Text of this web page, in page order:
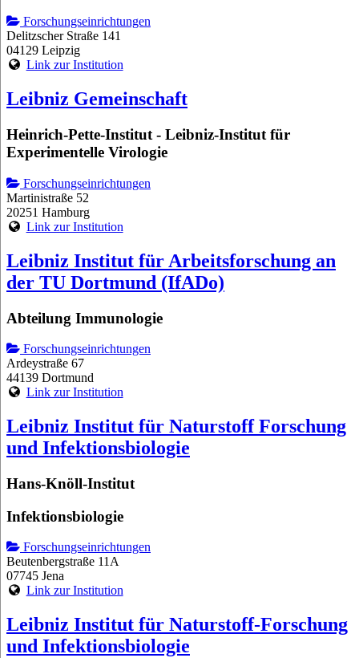
Forschungseinrichtungen
Delitzscher Straße 141
04129 Leipzig
Link zur Institution
Leibniz Gemeinschaft
Heinrich-Pette-Institut - Leibniz-Institut für
Experimentelle Virologie
Forschungseinrichtungen
Martinistraße 52
20251 Hamburg
Link zur Institution
Leibniz Institut für Arbeitsforschung an
der TU Dortmund (IfADo)
Abteilung Immunologie
Forschungseinrichtungen
Ardeystraße 67
44139 Dortmund
Link zur Institution
Leibniz Institut für Naturstoff Forschung
und Infektionsbiologie
Hans-Knöll-Institut
Infektionsbiologie
Forschungseinrichtungen
Beutenbergstraße 11A
07745 Jena
Link zur Institution
Leibniz Institut für Naturstoff-Forschung
und Infektionsbiologie